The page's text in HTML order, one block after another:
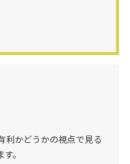
利かどうかの視点で見る
。